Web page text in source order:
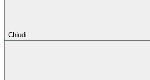
Chiudi